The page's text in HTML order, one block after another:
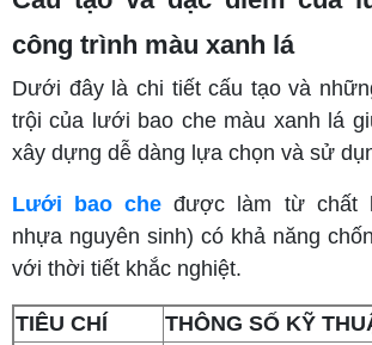
công trình màu xanh lá
Dưới đây là chi tiết cấu tạo và
trội của lưới bao che màu xanh lá
xây dựng dễ dàng lựa chọn và sử
Lưới bao che được làm từ chất
nhựa nguyên sinh) có khả năng
với thời tiết khắc nghiệt.
TIÊU CHÍ
THÔNG SỐ KỸ